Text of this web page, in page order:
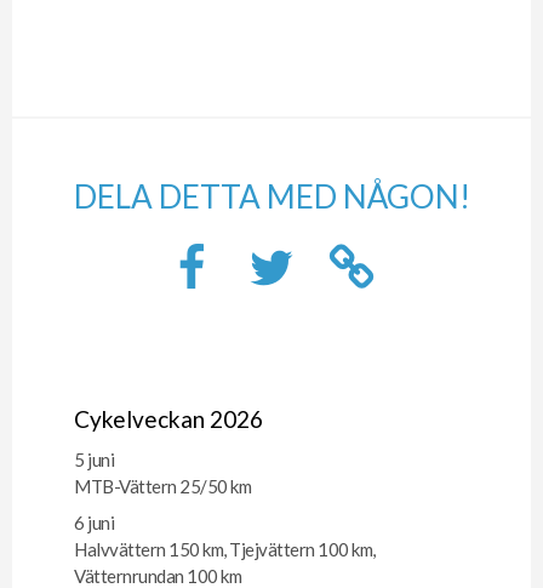
DELA DETTA MED NÅGON!
Cykelveckan 2026
5 juni
MTB-Vättern 25/50 km
6 juni
Halvvättern 150 km, Tjejvättern 100 km,
Vätternrundan 100 km